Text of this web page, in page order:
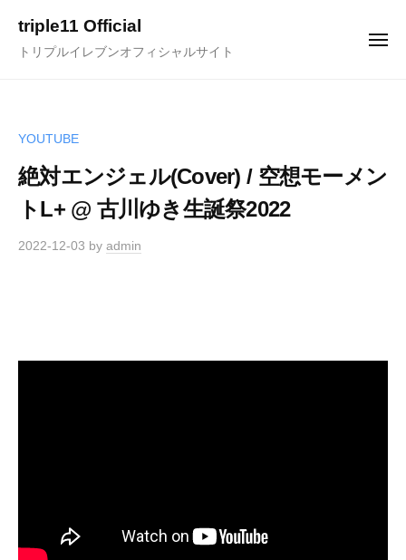
triple11 Official
トリプルイレブンオフィシャルサイト
メ
YOUTUBE
絶対エンジェル(Cover) / 空想モーメン
トL+ @ 古川ゆき生誕祭2022
2022-12-03 by admin